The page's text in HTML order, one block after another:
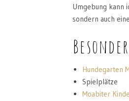
Umgebung kann
sondern auch
Hundegarten
Spielplätze
Moabiter